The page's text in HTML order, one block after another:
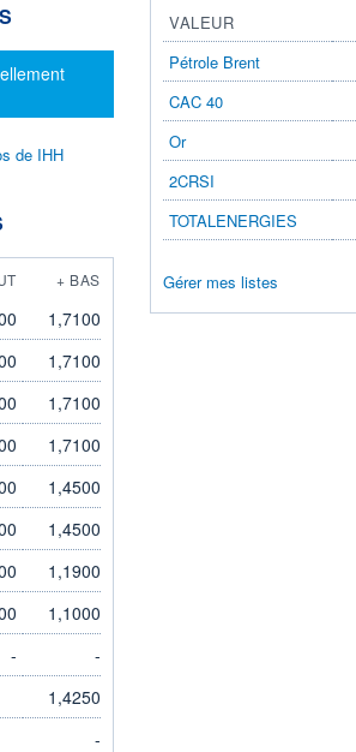
de IHH
+ BAS
1,7100
1,7100
1,7100
1,7100
1,4500
1,4500
1,1900
1,1000
-
-
1,4250
-
VALEUR
Pétrole Brent
CAC 40
Or
2CRSI
TOTALENERGIES
Gérer mes listes